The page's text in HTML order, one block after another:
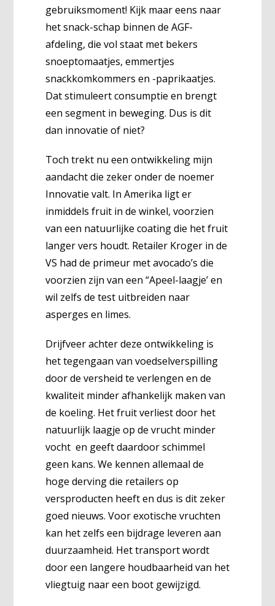
gebruiksmoment! Kijk maar eens naar
het snack-schap binnen de AGF-
afdeling, die vol staat met bekers
snoeptomaatjes, emmertjes
snackkomkommers en -paprikaatjes.
Dat stimuleert consumptie en brengt
een segment in beweging. Dus is dit
dan innovatie of niet?
Toch trekt nu een ontwikkeling mijn
aandacht die zeker onder de noemer
Innovatie valt. In Amerika ligt er
inmiddels fruit in de winkel, voorzien
van een natuurlijke coating die het fruit
langer vers houdt. Retailer Kroger in de
VS had de primeur met avocado’s die
voorzien zijn van een “Apeel-laagje’ en
wil zelfs de test uitbreiden naar
asperges en limes.
Drijfveer achter deze ontwikkeling is
het tegengaan van voedselverspilling
door de versheid te verlengen en de
kwaliteit minder afhankelijk maken van
de koeling. Het fruit verliest door het
natuurlijk laagje op de vrucht minder
vocht en geeft daardoor schimmel
geen kans. We kennen allemaal de
hoge derving die retailers op
versproducten heeft en dus is dit zeker
goed nieuws. Voor exotische vruchten
kan het zelfs een bijdrage leveren aan
duurzaamheid. Het transport wordt
door een langere houdbaarheid van het
vliegtuig naar een boot gewijzigd.